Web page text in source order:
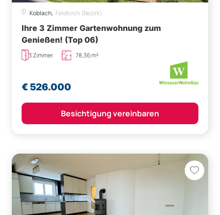
Koblach, Feldkirch (Bezirk)
Ihre 3 Zimmer Gartenwohnung zum
Genießen! (Top 06)
3 Zimmer 78,36 m²
€ 526.000
Besichtigung vereinbaren